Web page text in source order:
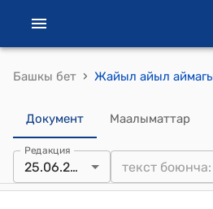
Башкы бет ›
Документ Маалыматтар
Редакция
25.06.2024